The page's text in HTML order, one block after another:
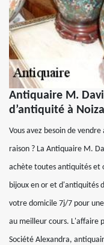
Antiquaire M.
d’antiquité à
Vous avez besoin de
raison ? La Antiquaire M.
achète toutes antiquités et
bijoux en or et d'antiquités
votre domicile 7j/7 pour
au meilleur cours. L'affaire
Société Alexandra,